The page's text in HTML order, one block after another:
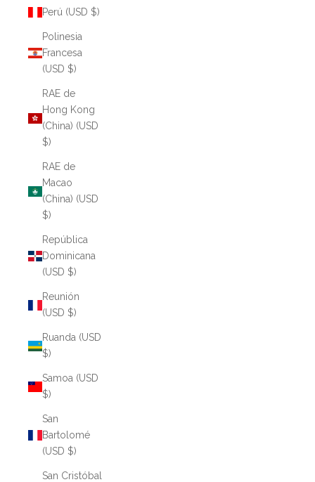
Perú (USD $)
Polinesia
Francesa
(USD $)
RAE de
Hong Kong
(China) (USD
$)
RAE de
Macao
(China) (USD
$)
República
Dominicana
(USD $)
Reunión
(USD $)
Ruanda (USD
$)
Samoa (USD
$)
San
Bartolomé
(USD $)
San Cristóbal